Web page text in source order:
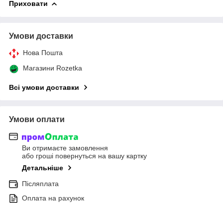
Приховати
Умови доставки
Нова Пошта
Магазини Rozetka
Всі умови доставки
Умови оплати
Ви отримаєте замовлення
або гроші повернуться на вашу картку
Детальніше
Післяплата
Оплата на рахунок